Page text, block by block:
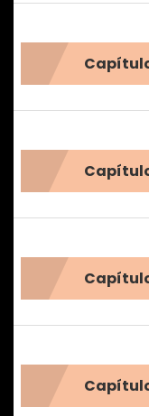
Capítulo